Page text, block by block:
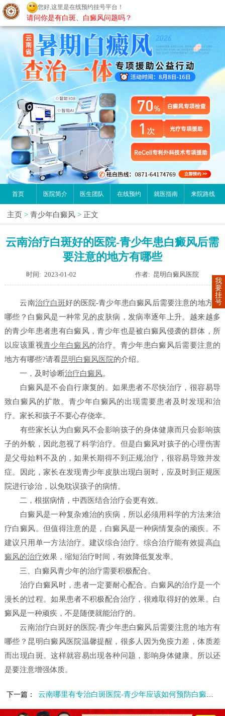
昆明白癜风医院
首页 医院简介 医生团队 在线预约 就医指南 来院路线
主页 > 青少年白癜风 > 正文
云南治疗白斑好的医院-青少年患白癜风后需
要注意的地方有哪些
时间: 2023-01-02 作者: 昆明白癜风医院
云南治疗白斑好的医院-青少年患白癜风后需要注意的地方有
哪些？白癜风是一种常见的皮肤病，发病率逐年上升。越来越多
的青少年患者患有白癜风，青少年也是被白癜风侵袭的群体，所
以应该重视青少年白癜风的治疗。青少年患白癜风后需要注意的
地方有哪些?请看昆明白癜风医院的介绍。
一，及时诊断治疗白癜风。
白癜风是不会自行康复的。如果患者不尽快治疗，很容易导
致白癜风的扩散。青少年白癜风的出现需要患者及时发现和治
疗。家长和孩子不要心存侥幸。
有些家长认为白癜风不会影响孩子的身体健康而只会影响孩
子的外貌，因此忽视了科学治疗。但是白癜风对孩子的心理伤害
是父母始料不及的，如果长期得不到正规治疗，很容易导致并发
症。因此，家长在发现青少年皮肤出现白斑时，应及时到正规医
院进行诊治，以免耽误孩子的病情。
二，根据病情，中西医结合治疗会更有效。
白癜风是一种复杂难治的疾病，所以必须用科学的方法来治
疗白癜风。但值得注意的是，白癜风是一种病情复杂的顽疾。不
建议只用单一方法治疗。建议综合治疗。综合治疗能有效提高白
癜风的治疗效果，缩短治疗时间，有效降低复发率。
三、白癜风青少年的治疗需要积极配合。
治疗白癜风时，患者一定要耐心配合。白癜风的治疗是一个
漫长的过程。如果患者不积极配合治疗，很难取得好的效果。白
癜风是一种顽疾，不是随便就能治疗的。
云南治疗白斑好的医院-青少年患白癜风后需要注意的地方有
哪些？昆明白癜风医院温馨提醒，很多人因为免疫力差，体质差
而出现白斑。这样就容易出现各种问题，影响身体健康。所以还
是要注意增强体质。
下一篇： 云南哪里有专治白斑医院-青少年应该如何预防白癜风呢
我
要
挂
号
您好,这里是在线预约挂号平台！
请问你是有白斑、白癜风问题吗？